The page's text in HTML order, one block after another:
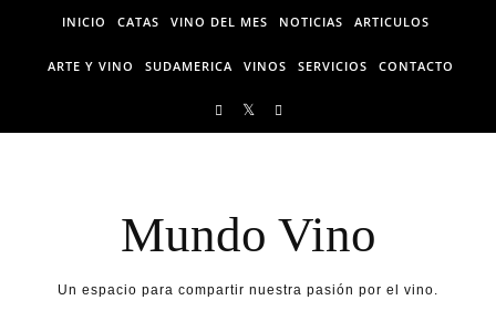
Skip to content
INICIO CATAS VINO DEL MES NOTICIAS ARTICULOS
ARTE Y VINO SUDAMERICA VINOS SERVICIOS CONTACTO
Mundo Vino
Un espacio para compartir nuestra pasión por el vino.